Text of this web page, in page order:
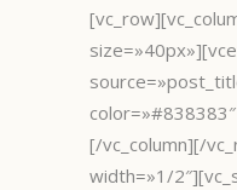
[/vc_column][/
width=»1/